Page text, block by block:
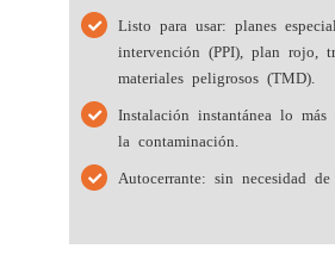
Listo para usar: planes
intervención (PPI), plan rojo,
materiales peligrosos (TMD).
Instalación instantánea lo más
la contaminación.
Autocerrante: sin necesidad de